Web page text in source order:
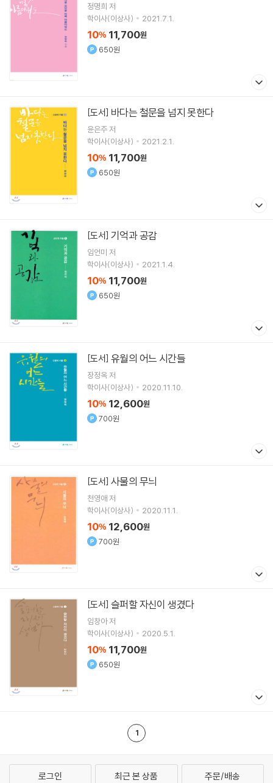
정명희 저
학이사(이상사)
2021.7.1.
10% 11,700원
650원
[도서] 바다는 철문을 넘지 못한다
윤은주저
학이사(이상사)
2021.2.1.
10% 11,700원
650원
[도서] 기억과 공감
임언미 저
학이사(이상사)
2021.1.4.
10% 11,700원
650원
[도서] 유월의 어느 시간들
장정옥저
학이사(이상사)
2020.11.10.
10% 12,600원
700원
[도서] 사물의 무늬
천영애저
학이사(이상사)
2020.11.1.
10% 12,600원
700원
[도서] 슬퍼할 자신이 생겼다
임창아저
학이사(이상사)
2020.5.1.
10% 11,700원
650원
1
로그인 최근 본 상품 주문/배송